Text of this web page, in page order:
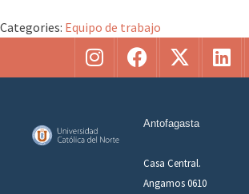
Categories: Equipo de trabajo
Antofagasta
Casa Central.
Angamos 0610